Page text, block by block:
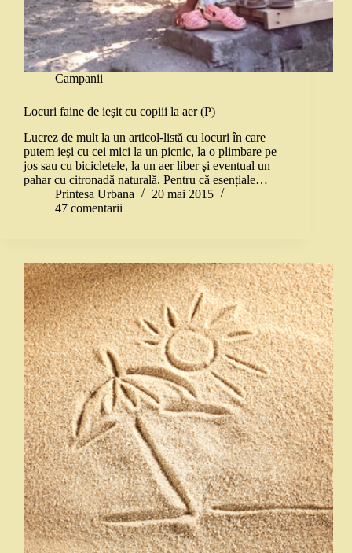
Campanii
Locuri faine de ieşit cu copiii la aer (P)
Lucrez de mult la un articol-listă cu locuri în care
putem ieşi cu cei mici la un picnic, la o plimbare pe
jos sau cu bicicletele, la un aer liber şi eventual un
pahar cu citronadă naturală. Pentru că esențiale…
Printesa Urbana
20 mai 2015
47 comentarii